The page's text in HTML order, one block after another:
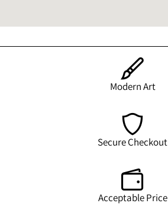
Modern Art
Secure Checkout
Acceptable Price